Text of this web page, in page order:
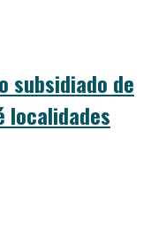
subsidiado de
localidades